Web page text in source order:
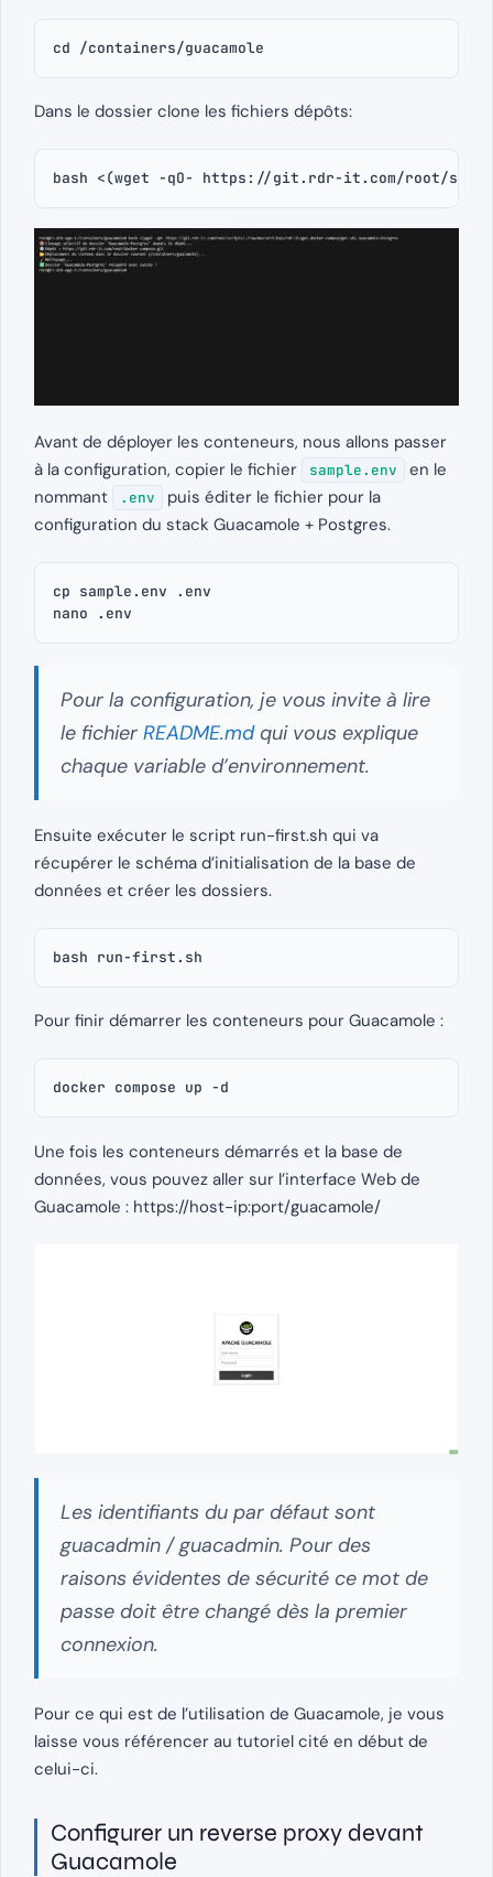
cd /containers/guacamole
Dans le dossier clone les fichiers dépôts:
bash <(wget -qO- https://git.rdr-it.com/root/
Avant de déployer les conteneurs, nous allons passer
à la configuration, copier le fichier
sample.env
en le
nommant
.env
puis éditer le fichier pour la
configuration du stack Guacamole + Postgres.
cp sample.env .env
nano .env
Pour la configuration, je vous invite à lire
le fichier README.mdqui vous explique
chaque variable d’environnement.
Ensuite exécuter le script run-first.sh qui va
récupérer le schéma d’initialisation de la base de
données et créer les dossiers.
bash run-first.sh
Pour finir démarrer les conteneurs pour Guacamole :
docker compose up -d
Une fois les conteneurs démarrés et la base de
données, vous pouvez aller sur l’interface Web de
Guacamole : https://host-ip:port/guacamole/
Les identifiants du par défaut sont
guacadmin / guacadmin. Pour des
raisons évidentes de sécurité ce mot de
passe doit être changé dès la premier
connexion.
Pour ce qui est de l’utilisation de Guacamole, je vous
laisse vous référencer au tutoriel cité en début de
celui-ci.
Configurer un reverse proxy devant
Guacamole